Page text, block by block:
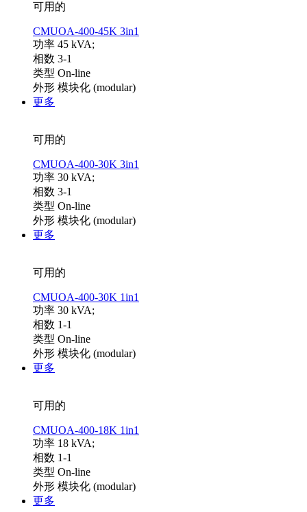
可用的
CMUOA-400-45K 3in1
功率 45 kVA;
相数 3-1
类型 On-line
外形 模块化 (modular)
更多
可用的
CMUOA-400-30K 3in1
功率 30 kVA;
相数 3-1
类型 On-line
外形 模块化 (modular)
更多
可用的
CMUOA-400-30K 1in1
功率 30 kVA;
相数 1-1
类型 On-line
外形 模块化 (modular)
更多
可用的
CMUOA-400-18K 1in1
功率 18 kVA;
相数 1-1
类型 On-line
外形 模块化 (modular)
更多